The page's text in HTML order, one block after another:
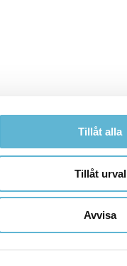
Tillåt alla
Tillåt urval
Avvisa